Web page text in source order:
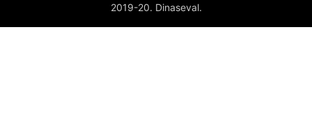
2019-20. Dinaseval.